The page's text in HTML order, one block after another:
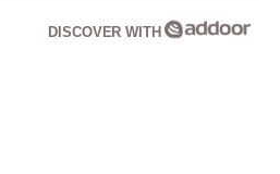
DISCOVER WITH